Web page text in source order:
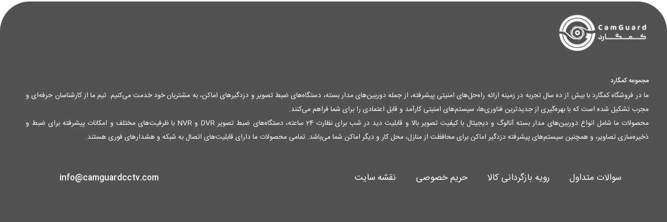
مجموعه کمگارد
ما در فروشگاه کمگارد با بیش از ده سال تجربه در زمینه ارائه راه‌حل‌های امنیتی پیشرفته، از جمله دوربین‌های مدار بسته، دستگاه‌های ضبط تصویر و دزدگیرهای اماکن، به مشتریان خود خدمت می‌کنیم. تیم ما از کارشناسان حرفه‌ای و
مجرب تشکیل شده است که با بهره‌گیری از جدیدترین فناوری‌ها، سیستم‌های امنیتی کارآمد و قابل اعتمادی را برای شما فراهم می‌کنند.
محصولات ما شامل انواع دوربین‌های مدار بسته آنالوگ و دیجیتال با کیفیت تصویر بالا و قابلیت دید در شب برای نظارت 24 ساعته، دستگاه‌های ضبط تصویر DVR و NVR با ظرفیت‌های مختلف و امکانات پیشرفته برای ضبط و
ذخیره‌سازی تصاویر، و همچنین سیستم‌های پیشرفته دزدگیر اماکن برای محافظت از منازل، محل کار و دیگر اماکن شما می‌باشد. تمامی محصولات ما دارای قابلیت‌های اتصال به شبکه و هشدارهای فوری هستند.
سوالات متداول رویه بازگردانی کالا حریم خصوصی نقشه سایت info@camguardcctv.com